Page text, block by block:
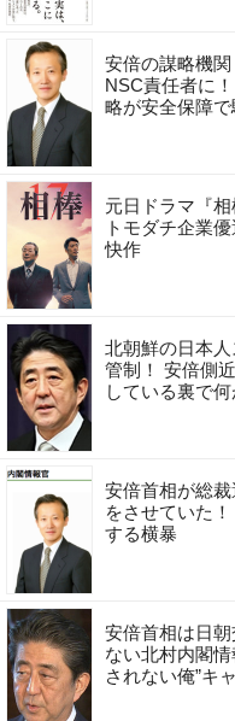
安倍の謀略機
NSC責任者に
略が安全保障
元日ドラマ『
トモダチ企業
快作
北朝鮮の日本
管制！ 安倍側
している裏で何
安倍首相が総
をさせていた
する横暴
安倍首相は日
ない北村内閣
されない俺”キ